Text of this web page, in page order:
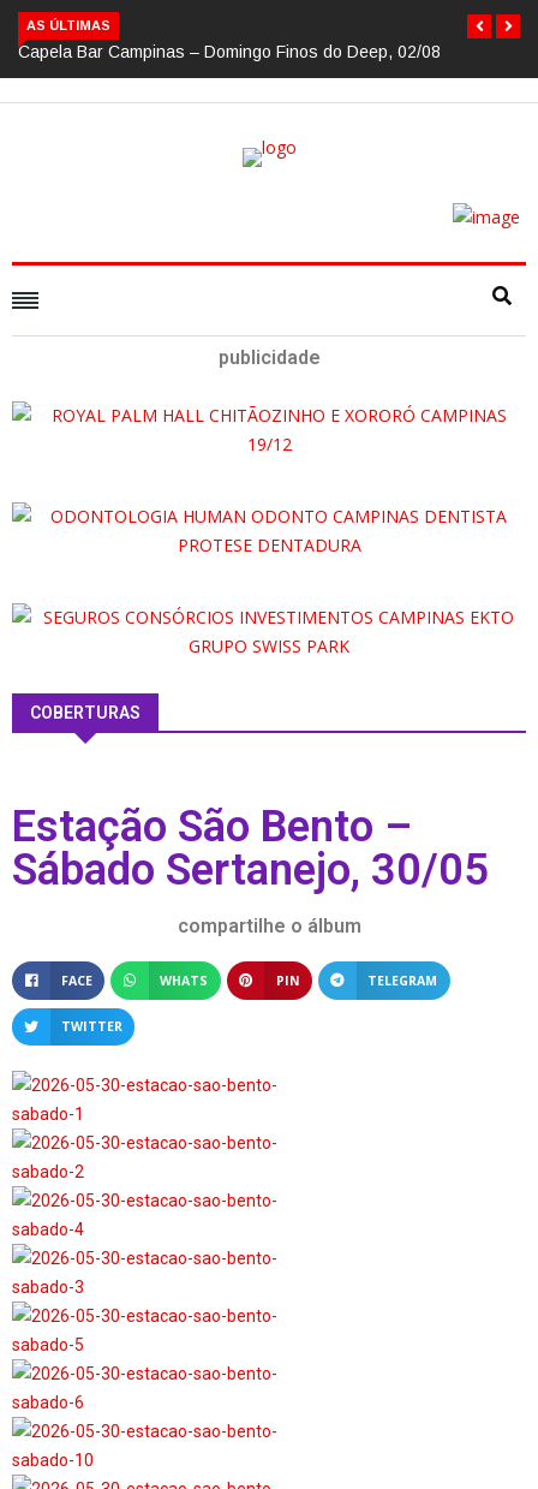
AS ÚLTIMAS
Capela Bar Campinas – Domingo Finos do Deep, 02/08
publicidade
COBERTURAS
Estação São Bento –
Sábado Sertanejo, 30/05
compartilhe o álbum
FACE WHATS PIN TELEGRAM
TWITTER